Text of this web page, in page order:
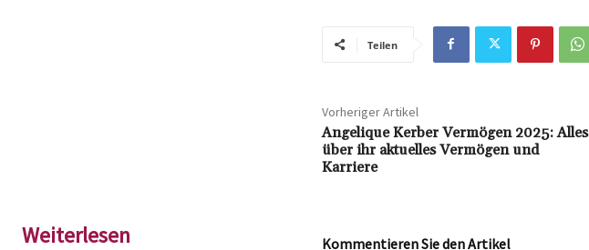
Teilen
Vorheriger Artikel
Angelique Kerber Vermögen 2025: Alles
über ihr aktuelles Vermögen und
Karriere
Weiterlesen Kommentieren Sie den Artikel